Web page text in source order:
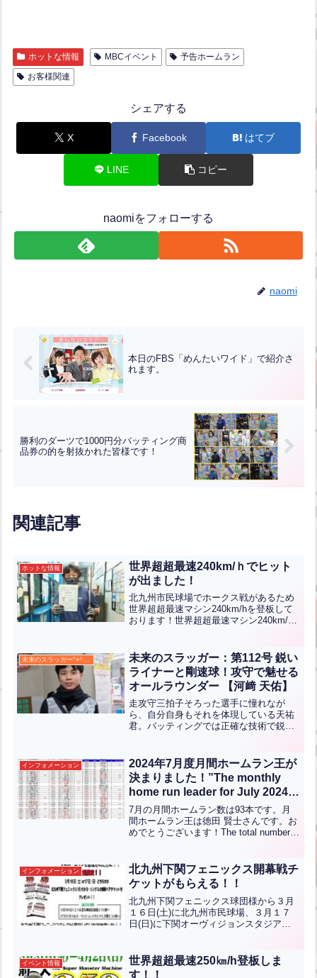
ホットな情報 MBCイベント
予告ホームラン
お客様関連
シェアする
X Facebook はてブ
LINE コピー
naomiをフォローする
naomi
本日のFBS「めんたいワイド」で紹介さ
れます。
勝利のダーツで1000円分バッティング商
品券の的を射抜かれた皆様です！
関連記事
ホットな情報
世界超超最速240km/ｈでヒット
が出ました！
北九州市民球場でホークス戦があるため
世界超超最速マシン240km/hを登板して
おります！世界超超最速マシン240km/h
とうございます！！
未来のスラッガー°⌖꙳✧˖°
未来のスラッガー：第112号 鋭い
ライナーと剛速球！攻守で魅せる
オールラウンダー 【河﨑 天佑】
走攻守三拍子そろった選手に憧れなが
ら、自分自身もそれを体現している天祐
君。バッティングでは正確な技術で鋭い
ング上位の剛速球も大きな武器。明るく
前向きな性格で仲間を鼓舞し...全文はク
リック
インフォメーション
2024年7月度月間ホームラン王が
決まりました！”The monthly
home run leader for July 2024
has been determined!”【ENG
CHT KOR JPN】
7月の月間ホームラン数は93本です。月
間ホームラン王は徳田 賢士さんです。お
めでとうございます！The total number
インフォメーション
北九州下関フェニックス開幕戦チ
ケットがもらえる！！
北九州下関フェニックス球団様から３月
１６日(土)に北九州市民球場、３月１７
日(日)に下関オーヴィジョンスタジアム
ベント期間中に見事予告ホームランを達
成された方の中で希...全文はクリック
イベント情報
世界超超最速250㎞/h登板しま
す！！